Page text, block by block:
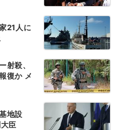
21人に
射殺、
復か メ
地設
臣